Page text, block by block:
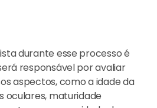
durante esse processo é
responsável por avaliar
aspectos, como a idade da
oculares, maturidade